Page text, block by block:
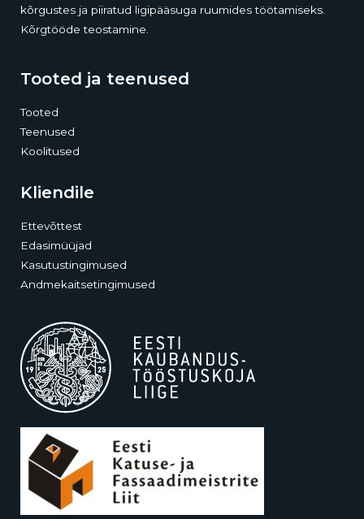
kõrgustes ja piiratud ligipääsuga ruumides töötamiseks.
Kõrgtööde teostamine.
Tooted ja teenused
Tooted
Teenused
Koolitused
Kliendile
Ettevõttest
Edasimüüjad
Kasutustingimused
Andmekaitsetingimused